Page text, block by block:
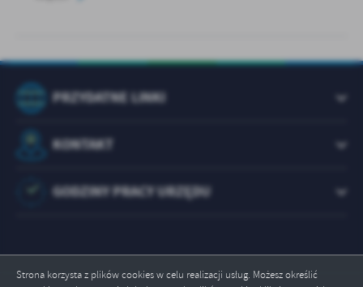
Strona korzysta z plików cookies w celu realizacji usług. Możesz określić
PRZYDATNE LINKI
KONTAKT
GODZINY PRACY URZĘDU